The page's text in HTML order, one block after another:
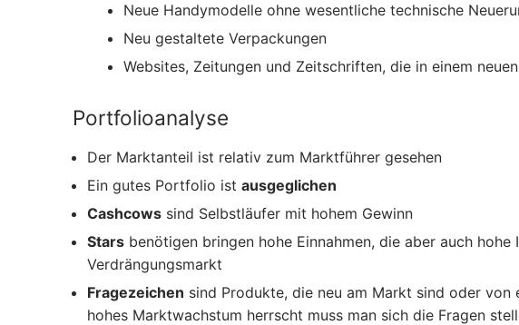
Neue Handymodelle ohne wesentliche technische
Neu gestaltete Verpackungen
Websites, Zeitungen und Zeitschriften, die in einem
Portfolioanalyse
Der Marktanteil ist relativ zum Marktführer gesehen
Ein gutes Portfolio ist ausgeglichen
Cashcows sind Selbstläufer mit hohem Gewinn
Stars benötigen bringen hohe Einnahmen, die aber auch
Verdrängungsmarkt
Fragezeichen sind Produkte, die neu am Markt sind oder
hohes Marktwachstum herrscht muss man sich die Fragen